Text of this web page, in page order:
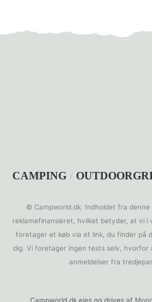
CAMPING /
© Campworld.dk. Indholdet fra denne
reklamefinansieret, hvilket betyder, at vi i
foretager et køb via et link, du finder på
dig. Vi foretager ingen tests selv, hvorfor
anmeldelser fra
Campworld.dk ejes og drives af